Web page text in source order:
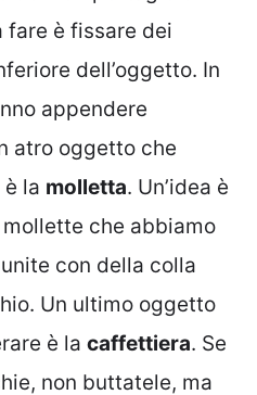
fare è fissare dei
dell’oggetto. In
appendere
atro oggetto che
la molletta. Un’idea è
che abbiamo
con della colla
Un ultimo oggetto
è la caffettiera. Se
non buttatele, ma